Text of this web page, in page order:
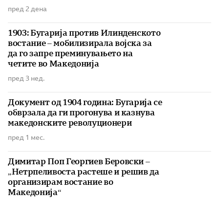
пред 2 дена
1903: Бугарија против Илинденското
востание – мобилизирала војска за
да го запре преминувањето на
четите во Македонија
пред 3 нед.
Документ од 1904 година: Бугарија се
обврзала да ги прогонува и казнува
македонските револуционери
пред 1 мес.
Димитар Поп Георгиев Беровски –
„Нетрпеливоста растеше и решив да
организирам востание во
Македонија“